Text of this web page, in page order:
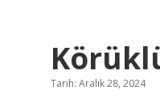
Tarih: Aralık 28, 2024